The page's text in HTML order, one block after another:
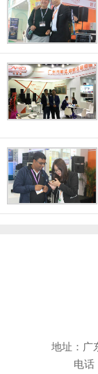
地址：广
电话